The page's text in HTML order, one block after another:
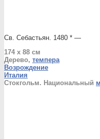
Св. Себастьян. 1480 * —
174 x 88 см
Дерево, темпера
Возрождение
Италия
Стокгольм. Национальный